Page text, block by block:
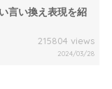
言い換え表現を紹
215804 views
2024/03/28